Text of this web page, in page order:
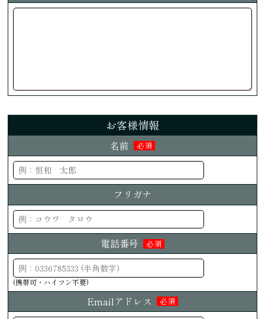
お客様情報
名前 必須
フリガナ
電話番号 必須
(携帯可・ハイフン不要)
Emailアドレス 必須